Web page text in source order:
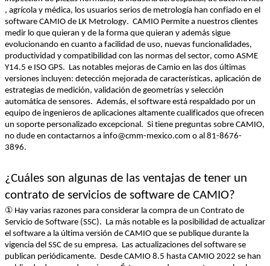
, agrícola y médica, los usuarios serios de metrología han confiado en el
software CAMIO de LK Metrology. CAMIO Permite a nuestros clientes
medir lo que quieran y de la forma que quieran y además sigue
evolucionando en cuanto a facilidad de uso, nuevas funcionalidades
productividad y compatibilidad con las normas del sector, como ASME
Y14.5 e ISO GPS. Las notables mejoras de Camio en las dos últimas
versiones incluyen: detección mejorada de características, aplicación
estrategias de medición, validación de geometrías y selección
automática de sensores. Además, el software está respaldado por
equipo de ingenieros de aplicaciones altamente cualificados que ofrecen
un soporte personalizado excepcional. Si tiene preguntas sobre CAMIO,
no dude en contactarnos a info@cmm-mexico.com o al 81-8676-
3896.
¿Cuáles son algunas de las ventajas de tener
contrato de servicios de software de CAMIO?
① Hay varias razones para considerar la compra de un Contrato
Servicio de Software (SSC). La más notable es la posibilidad de actualizar
el software a la última versión de CAMIO que se publique durante
vigencia del SSC de su empresa. Las actualizaciones del software se
publican periódicamente. Desde CAMIO 8.5 hasta CAMIO 2022 se han